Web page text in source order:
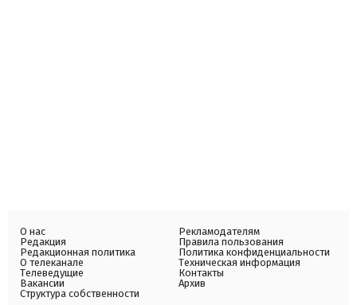
О нас
Редакция
Редакционная политика
О телеканале
Телеведущие
Вакансии
Структура собственности
Рекламодателям
Правила пользования
Политика конфиденциальности
Техническая информация
Контакты
Архив